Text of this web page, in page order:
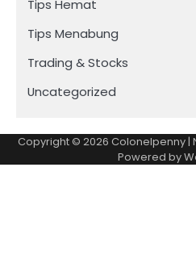
Tips Hemat
Tips Menabung
Trading & Stocks
Uncategorized
Copyright © 2026 Colonelpenny|
Powered by